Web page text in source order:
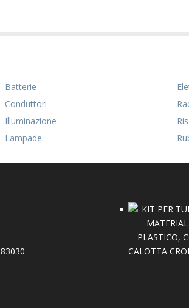
Batterie
Conduttori
Illuminazione
Lampade
83030